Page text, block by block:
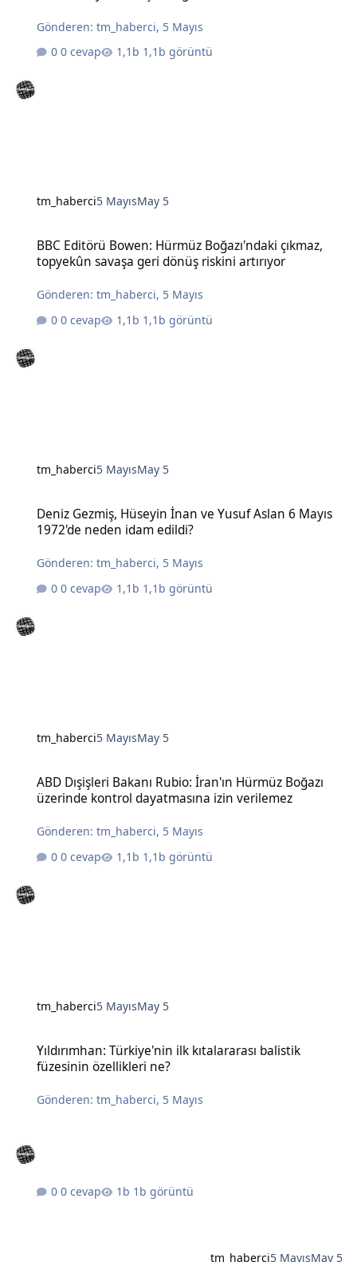
Gönderen:tm_haberci, 5 Mayıs
0 cevap
1,1b görüntü
tm_haberci5 MayısMay 5
BBC Editörü Bowen: Hürmüz Boğazı'ndaki çıkmaz,
topyekûn savaşa geri dönüş riskini artırıyor
Gönderen:tm_haberci, 5 Mayıs
0 cevap
1,1b görüntü
tm_haberci5 MayısMay 5
Deniz Gezmiş, Hüseyin İnan ve Yusuf Aslan 6 Mayıs
1972'de neden idam edildi?
Gönderen:tm_haberci, 5 Mayıs
0 cevap
1,1b görüntü
tm_haberci5 MayısMay 5
ABD Dışişleri Bakanı Rubio: İran'ın Hürmüz Boğazı
üzerinde kontrol dayatmasına izin verilemez
Gönderen:tm_haberci, 5 Mayıs
0 cevap
1,1b görüntü
tm_haberci5 MayısMay 5
Yıldırımhan: Türkiye'nin ilk kıtalararası balistik
füzesinin özellikleri ne?
Gönderen:tm_haberci, 5 Mayıs
0 cevap 1b görüntü
tm_haberci5 MayısMay 5